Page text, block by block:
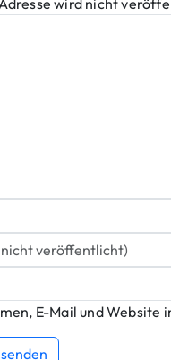
wird nicht
E-Mail und